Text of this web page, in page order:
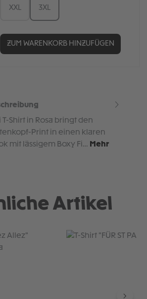
XXL 3XL
ZUM WARENKORB HINZUFÜGEN
T-Shirt in Rosa bringt den
Print in einen klaren
mit lässigem Boxy Fi… Mehr
Artikel
überspringen